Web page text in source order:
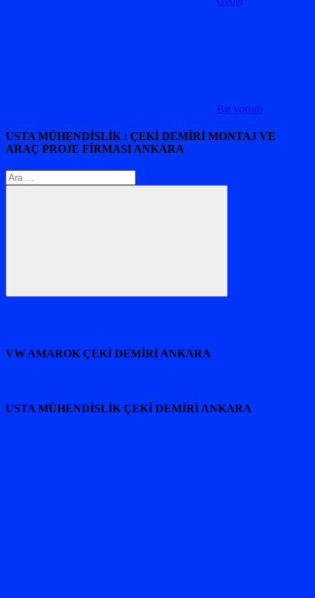
Bir yorum
USTA MÜHENDİSLİK : ÇEKİ DEMİRİ MONTAJ VE
ARAÇ PROJE FİRMASI ANKARA
Arama:
Ara
VW AMAROK ÇEKİ DEMİRİ ANKARA
USTA MÜHENDİSLİK ÇEKİ DEMİRİ ANKARA